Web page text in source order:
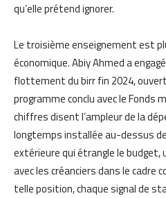
qu’elle prétend ignorer.
Le troisième enseignement est
économique. Abiy Ahmed a
flottement du birr fin 2024,
programme conclu avec le Fonds
chiffres disent l’ampleur de la
longtemps installée au-dessus
extérieure qui étrangle le budget,
avec les créanciers dans le cadre
telle position, chaque signal de